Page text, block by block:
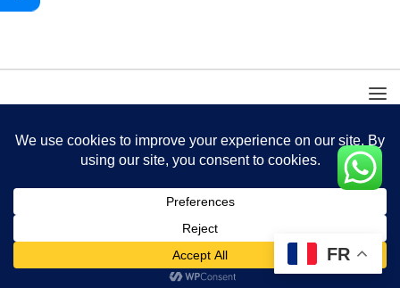
FR